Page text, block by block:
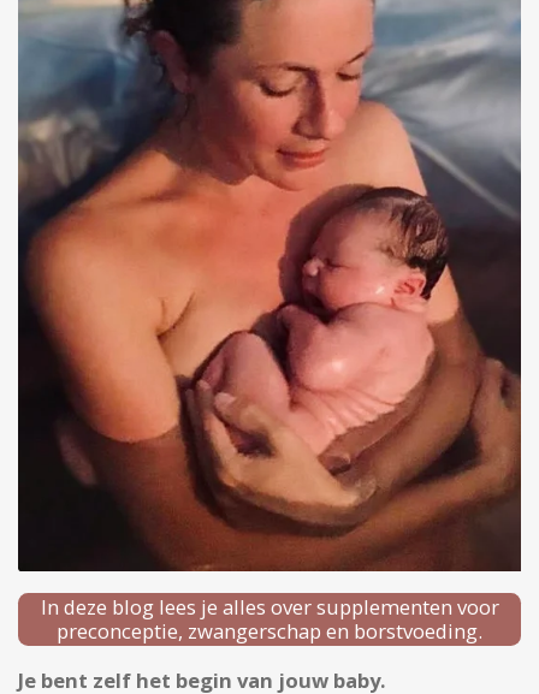
In deze blog lees je alles over supplementen voor
preconceptie, zwangerschap en borstvoeding.
Je bent zelf het begin van jouw baby.